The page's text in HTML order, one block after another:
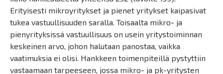
Erityisesti mikroyritykset ja pienet yritykset kaipasivat
tukea vastuullisuuden saralla. Toisaalta mikro- ja
pienyrityksissä vastuullisuus on usein yritystoiminnan
keskeinen arvo, johon halutaan panostaa, vaikka
vaatimuksia ei olisi. Hankkeen toimenpiteillä pystyttiin
vastaamaan tarpeeseen, jossa mikro- ja pk-yritysten